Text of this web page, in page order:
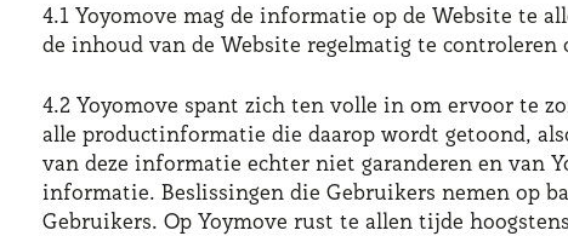
4.1 Yoyomove mag de informatie op de Website te
de inhoud van de Website regelmatig te controleren
4.2 Yoyomove spant zich ten volle in om ervoor te
alle productinformatie die daarop wordt getoond,
van deze informatie echter niet garanderen en van
informatie. Beslissingen die Gebruikers nemen op
Gebruikers. Op Yoymove rust te allen tijde